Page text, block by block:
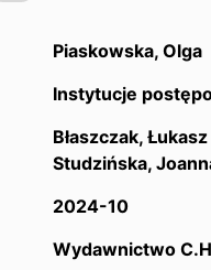
Piaskowska, Olga
Instytucje
Błaszczak, Łukasz
Studzińska,
2024-10
Wydawnictwo